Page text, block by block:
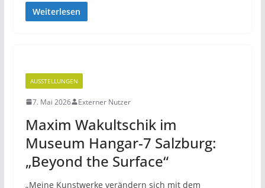
Weiterlesen
AUSSTELLUNGEN
7. Mai 2026 Externer Nutzer
Maxim Wakultschik im
Museum Hangar-7 Salzburg:
„Beyond the Surface“
„Meine Kunstwerke verändern sich mit dem